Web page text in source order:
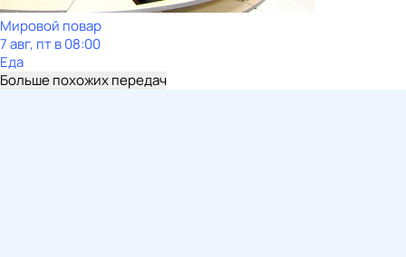
Мировой повар
7 авг, пт в 08:00
Еда
Больше похожих передач